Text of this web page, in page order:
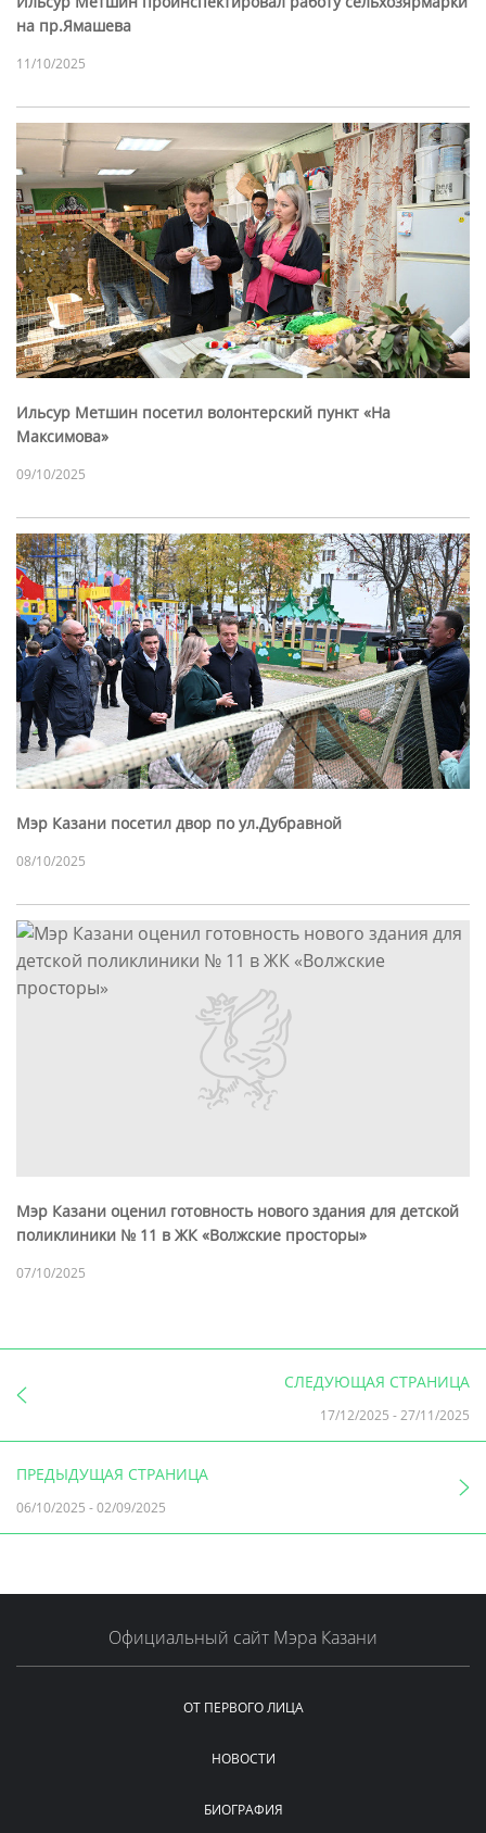
на пр.Ямашева
11/10/2025
Ильсур Метшин посетил волонтерский пункт «На
Максимова»
09/10/2025
Мэр Казани посетил двор по ул.Дубравной
08/10/2025
Мэр Казани оценил готовность нового здания для детской
поликлиники № 11 в ЖК «Волжские просторы»
07/10/2025
СЛЕДУЮЩАЯ СТРАНИЦА
17/12/2025 -27/11/2025
ПРЕДЫДУЩАЯ СТРАНИЦА
06/10/2025 -02/09/2025
Официальный сайт Мэра Казани
ОТ ПЕРВОГО ЛИЦА
НОВОСТИ
БИОГРАФИЯ